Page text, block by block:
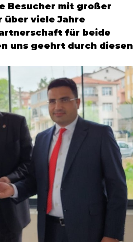
Besucher mit großer
über viele Jahre
für beide
uns geehrt durch diesen